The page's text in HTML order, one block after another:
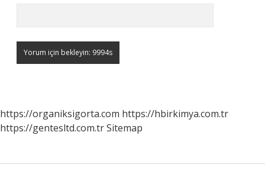
https://organiksigorta.com https://hbirkimya.com.tr
https://gentesltd.com.trSitemap